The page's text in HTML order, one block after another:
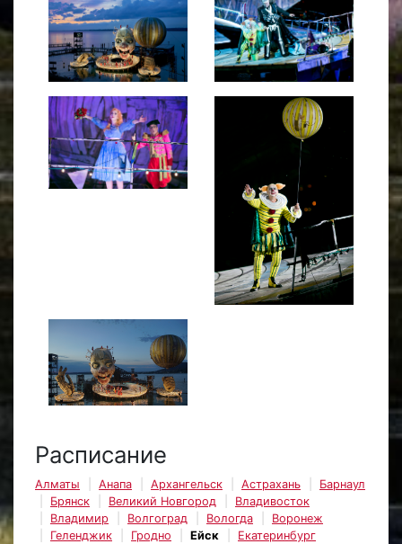
Расписание
Алматы Анапа Архангельск Астрахань
Барнаул
Брянск
Великий Новгород
Владивосток
Владимир
Волгоград Вологда
Воронеж
Геленджик
Гродно Ейск
Екатеринбург